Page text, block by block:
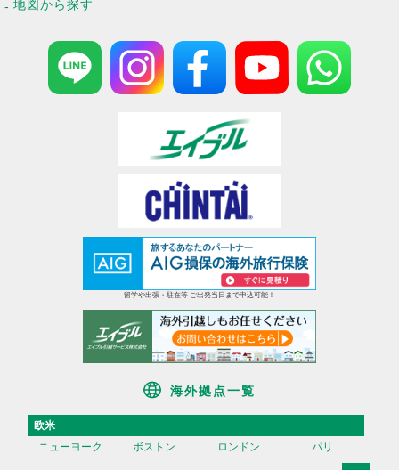
地図から探す
留学や出張・駐在等 ご出発当日まで申込可能！
海外拠点一覧
欧米
ニューヨーク
ボストン ロンドン パリ